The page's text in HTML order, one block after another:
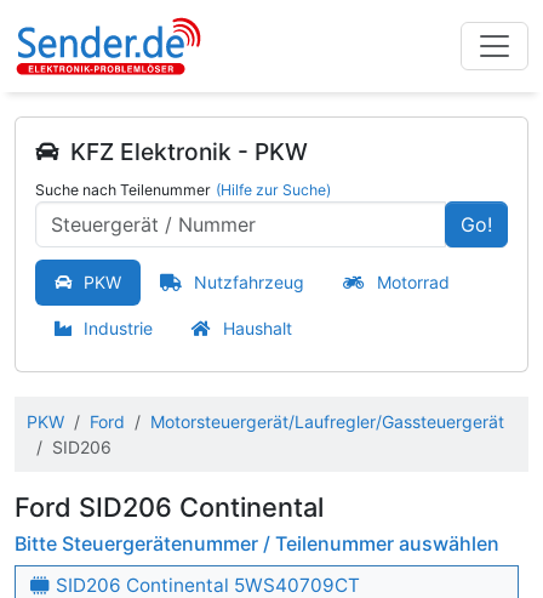
KFZ Elektronik - PKW
Suche nach Teilenummer (Hilfe zur Suche)
Go!
PKW Nutzfahrzeug Motorrad
Industrie Haushalt
PKW Ford
Motorsteuergerät/Laufregler/Gassteuergerät
SID206
Ford SID206 Continental
Bitte Steuergerätenummer / Teilenummer auswählen
SID206 Continental 5WS40709CT